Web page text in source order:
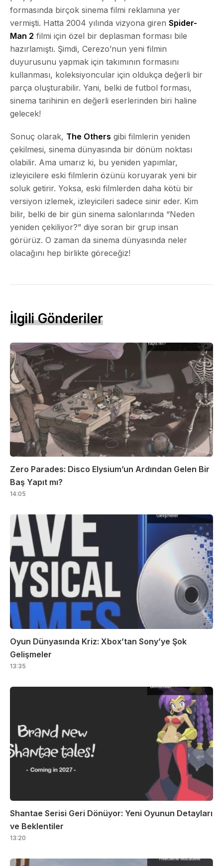
formasında birçok sinema filmi reklamına yer
vermişti. Hatta 2004 yılında vizyona giren Spider-
Man 2 filmi için özel bir deplasman forması bile
hazırlamıştı. Şimdi, Cerezo’nun yeni filmin
duyurusunu yapmak için takımının formasını
kullanması, koleksiyoncular için oldukça değerli bir
parça oluşturabilir. Yani, belki de futbol forması,
sinema tarihinin en değerli eserlerinden biri haline
gelecek!
Sonuç olarak, The Others gibi filmlerin yeniden
çekilmesi, sinema dünyasında bir dönüm noktası
olabilir. Ama umarız ki, bu yeniden yapımlar,
izleyicilere eski filmlerin özünü koruyarak yeni bir
soluk getirir. Yoksa, eski filmlerden daha kötü bir
versiyon izlemek, izleyicileri sadece sinir eder. Kim
bilir, belki de bir gün sinema salonlarında “Neden
yeniden çekiliyor?” diye soran bir grup insan
görürüz. O zaman da sinema dünyasında neler
olacağını hep birlikte göreceğiz!
İlgili Gönderiler
Zero Parades: Disco Elysium’un Ardından Gelen Bir
Baş Yapıt mı?
14:05
Oyun Dünyasında Kriz: Xbox’tan Sony’ye Şok
Gelişmeler
13:35
Shantae Serisi Geri Dönüyor: Yeni Oyunun Detayları
ve Beklentiler
13:20